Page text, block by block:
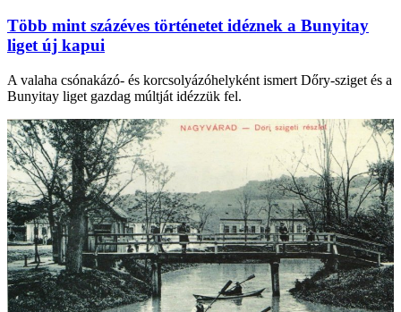
Több mint százéves történetet idéznek a Bunyitay
liget új kapui
A valaha csónakázó- és korcsolyázóhelyként ismert Dőry-sziget és a
Bunyitay liget gazdag múltját idézzük fel.